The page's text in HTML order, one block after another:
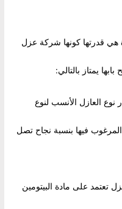
هي قدرتها كونها شركة عزل
يمتاز بالتالي:
نوع العازل الأنسب لنوع
فيها بنسبة نجاح تصل
على مادة البيتومين